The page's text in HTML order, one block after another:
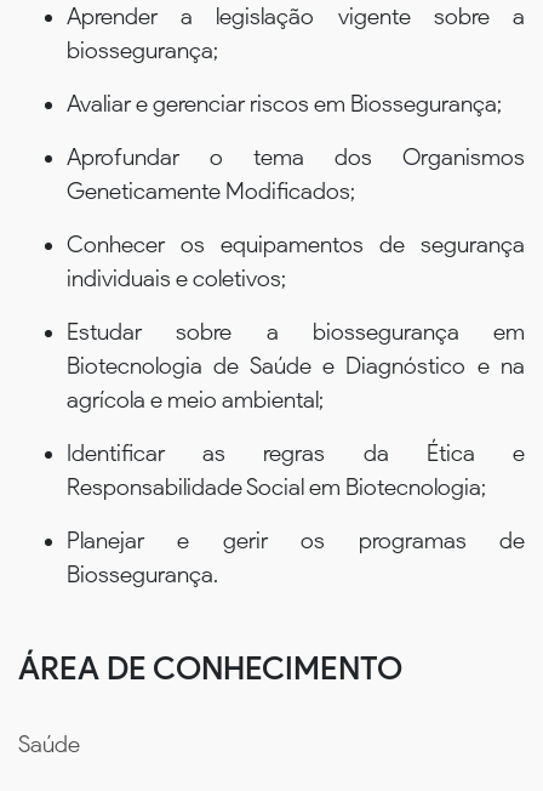
Aprender a legislação vigente sobre a
biossegurança;
Avaliar e gerenciar riscos em Biossegurança;
Aprofundar o tema dos Organismos
Geneticamente Modificados;
Conhecer os equipamentos de segurança
individuais e coletivos;
Estudar sobre a biossegurança em
Biotecnologia de Saúde e Diagnóstico e na
agrícola e meio ambiental;
Identificar as regras da Ética e
Responsabilidade Social em Biotecnologia;
Planejar e gerir os programas de
Biossegurança.
ÁREA DE CONHECIMENTO
Saúde